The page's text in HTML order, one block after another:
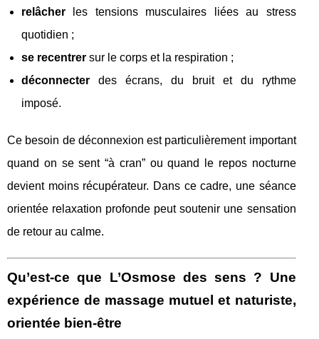
relâcher les tensions musculaires liées au stress
quotidien ;
se recentrer sur le corps et la respiration ;
déconnecter des écrans, du bruit et du rythme
imposé.
Ce besoin de déconnexion est particulièrement important
quand on se sent “à cran” ou quand le repos nocturne
devient moins récupérateur. Dans ce cadre, une séance
orientée relaxation profonde peut soutenir une sensation
de retour au calme.
Qu’est-ce que L’Osmose des sens ? Une
expérience de massage mutuel et naturiste,
orientée bien-être